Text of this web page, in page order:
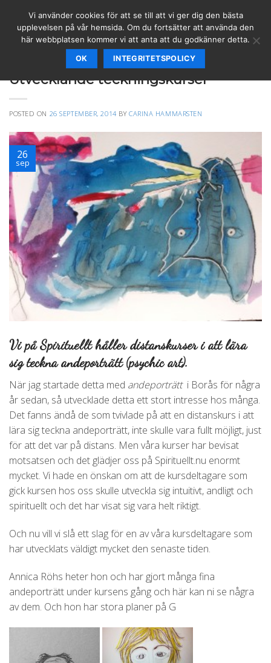
content
KURSER SPIRITUELLT
Utvecklande teckningskurser
POSTED ON 26 SEPTEMBER, 2014 BY CARINA HAMMARSTEN
26
sep
Vi på Spirituellt håller distanskurser i att lära
sig teckna andeporträtt (psychic art).
När jag startade detta med andeporträtti Borås för några
år sedan, så utvecklade detta ett stort intresse hos många.
Det fanns ändå de som tvivlade på att en distanskurs i att
lära sig teckna andeporträtt, inte skulle vara fullt möjligt, just
för att det var på distans. Men våra kurser har bevisat
motsatsen och det glädjer oss på Spirituellt.nu enormt
mycket. Vi hade en önskan om att de kursdeltagare som
gick kursen hos oss skulle utveckla sig intuitivt, andligt och
spirituellt och det har visat sig vara helt riktigt.
Och nu vill vi slå ett slag för en av våra kursdeltagare som
har utvecklats väldigt mycket den senaste tiden.
Annica Röhs heter hon och har gjort många fina
andeporträtt under kursens gång och här kan ni se några
av dem. Och hon har stora planer på G
Vi använder cookies för att se till att vi ger dig den bästa
upplevelsen på vår hemsida. Om du fortsätter att använda den
här webbplatsen kommer vi att anta att du godkänner detta.
OK INTEGRITETSPOLICY